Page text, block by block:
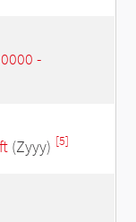
-
(Zyyy) [5]